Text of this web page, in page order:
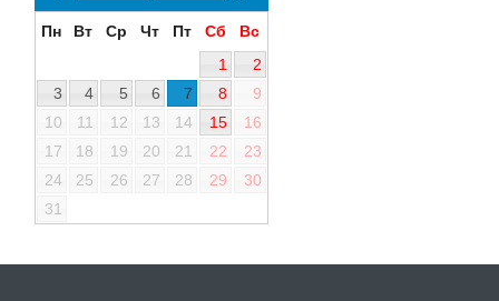
Пн Вт Ср Чт Пт Сб
Вс
1
2
3
4 5 6 7 8
9
10
11 12 13 14 15
16
17
18 19 20 21 22
23
24
25 26 27 28 29
30
31